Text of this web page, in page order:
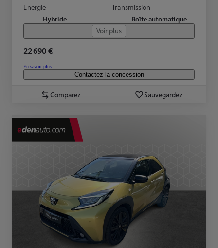
Energie
Hybride
Transmission
Boîte automatique
Voir plus
22 690 €
En savoir plus
Contactez la concession
Comparez Sauvegardez